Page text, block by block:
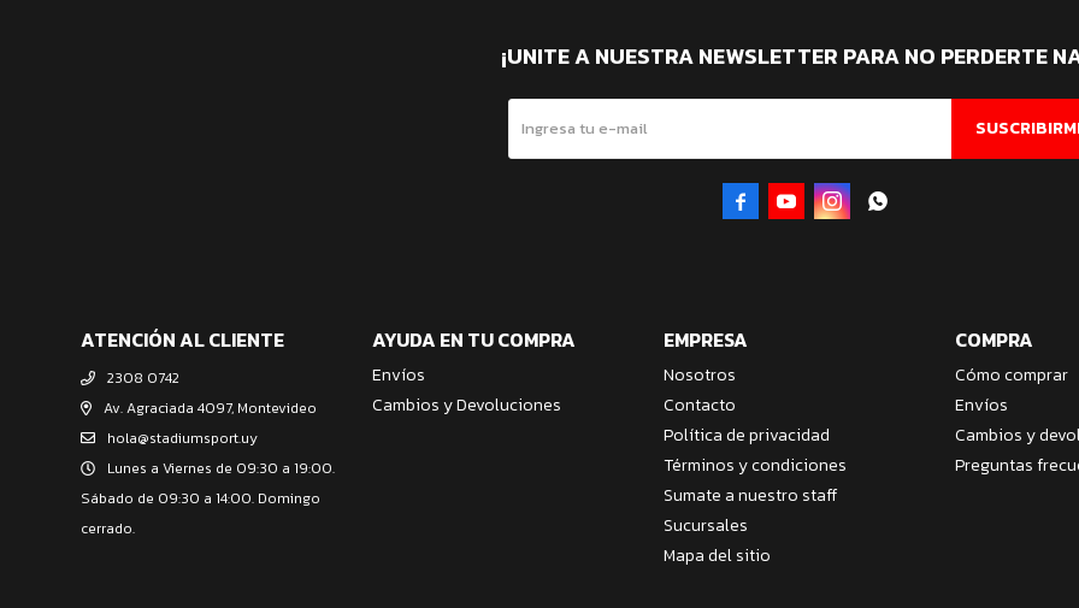
ATENCIÓN AL CLIENTE
2308 0742
Av. Agraciada 4097, Montevideo
hola@stadiumsport.uy
Lunes a Viernes de 09:30 a 19:00.
Sábado de 09:30 a 14:00. Domingo
cerrado.
AYUDA EN TU COMPRA
Envíos
Cambios y Devoluciones
EMPRESA
Nosotros
Contacto
Política de privacidad
Términos y condiciones
Sumate a nuestro staff
Sucursales
Mapa del sitio
COMPRA
Cómo comprar
Envíos
Cambios y
Preguntas
¡UNITE A NUESTRA NEWSLETTER PARA NO PERDERTE
   